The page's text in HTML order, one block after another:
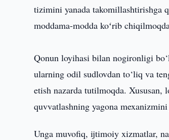
tizimini yanada takomillashtirishga
moddama-modda koʻrib
Qonun loyihasi bilan nogironligi
ularning odil sudlovdan to‘liq va
etish nazarda tutilmoqda.
quvvatlashning yagona
Unga muvofiq, ijtimoiy xizmatlar,